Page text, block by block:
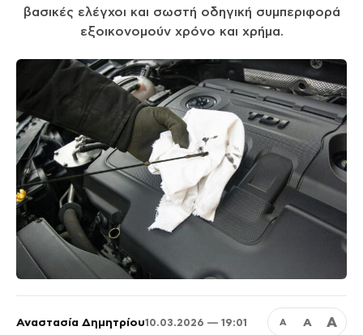
βασικές ελέγχοι και σωστή οδηγική συμπεριφορά
εξοικονομούν χρόνο και χρήμα.
Αναστασία Δημητρίου10.03.2026 — 19:01 Α Α Α